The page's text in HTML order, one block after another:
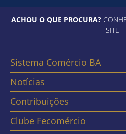
ACHOU O QUE PROCURA?
SITE
Sistema Comércio BA
Notícias
Contribuições
Clube Fecomércio